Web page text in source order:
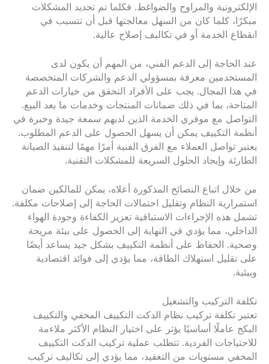
الإلكترونية والمراوح والضواغط. فكلما تم تحديد المشكلات
مبكرًا، كلما كان من السهل معالجتها قبل أن تتسبب في
انقطاع الخدمة أو في تكاليف إصلاح عالية.
عند الحاجة إلى الدعم الفني، من المهم أن يكون لدى
المستخدمين معرفة بمسؤولي الدعم والشركات المتخصصة
في هذا المجال. يجب على الأفراد التحقق من خيارات الدعم
المتاحة، بما في ذلك ضمانات المنتجات وخدمات ما بعد البيع.
التواصل مع موفري الخدمة الذين لديهم سمعة جيدة وخبرة في
أنظمة التكييف يمكن أن يسهل الحصول على الدعم المطلوب.
يعتبر تواصل العملاء مع الفرق الفنية أمرًا مهمًا لتنفيذ الصيانة
الطارئة وإيجاد الحلول السريعة للمشكلات التقنية.
من خلال اتباع النصائح المذكورة أعلاه، يمكن للمالكين ضمان
استمرارية النظام وتقليل احتمالات الحاجة إلى إصلاحات مكلفة.
تشمل هذه الإجراءات الاستباقية تعزيز الكفاءة وجودة الهواء
الداخلي، مما يؤدي في النهاية إلى الحصول على بيئة مريحة
وصحية. الحفاظ على أنظمة التكييف بشكل جيد يساعد أيضًا
على تقليل استهلاك الطاقة، مما يؤدي إلى فوائد اقتصادية
وبيئية.
تكلفة التركيب والتشغيل
تعتبر تكلفة تركيب نظام الدكت التكييف المخفي والتكييف
البكج عاملًا أساسيًا يؤثر على اختيار النظام الأكثر ملاءمة
للاحتياجات الفردية. تتطلب عملية تركيب الدكت التكييف
المخفي مستويات من التعقيد، مما يؤدي إلى تكاليف تركيب